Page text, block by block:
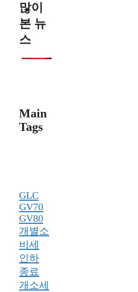
많이
본 뉴
스
Main
Tags
GLC
GV70
GV80
개별소
비세
인하
종료
개소세